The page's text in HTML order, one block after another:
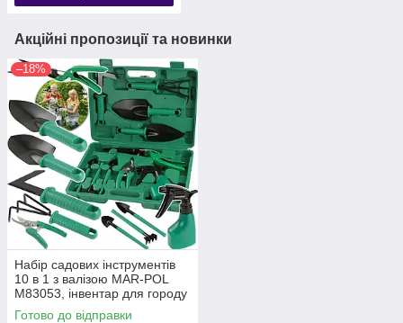
Акційні пропозиції та новинки
–18%
Набір садових інструментів
10 в 1 з валізою MAR-POL
M83053, інвентар для городу
та саду
Готово до відправки